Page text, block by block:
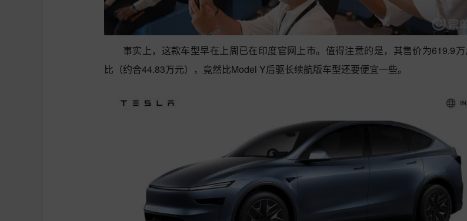
事实上，这款车型早在上周已在印度官网上市。值得注意的是，其售价为619.9万
比（约合44.83万元），竟然比Model Y后驱长续航版车型还要便宜一些。